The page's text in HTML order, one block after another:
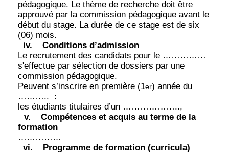
pédagogique. Le thème de recherche doit être
approuvé par la commission pédagogique avant le
début du stage. La durée de ce stage est de six
(06) mois.
iv.
Conditions d’admission
Le recrutement des candidats pour le ……………
s'effectue par sélection de dossiers par une
commission pédagogique.
Peuvent s’inscrire en première (1er) année du
………..
:
les étudiants titulaires d’un ………………..,
v.
Compétences et acquis au terme de la
formation
……………
vi.
Programme de formation (curricula)